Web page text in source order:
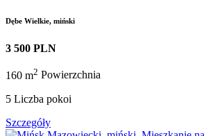
Dębe Wielkie, miński
3 500 PLN
160 m2 Powierzchnia
5 Liczba pokoi
Szczegóły